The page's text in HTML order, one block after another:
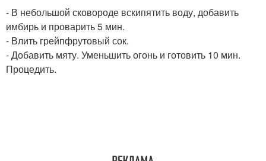
- В небольшой сковороде вскипятить воду, добавить
имбирь и проварить 5 мин.
- Влить грейпфрутовый сок.
- Добавить мяту. Уменьшить огонь и готовить 10 мин.
Процедить.